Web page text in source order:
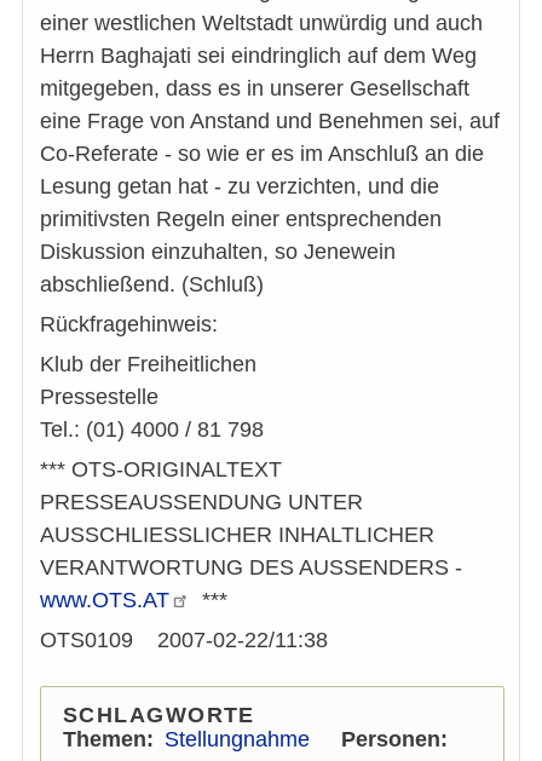
einer westlichen Weltstadt unwürdig und auch
Herrn Baghajati sei eindringlich auf dem Weg
mitgegeben, dass es in unserer Gesellschaft
eine Frage von Anstand und Benehmen sei, auf
Co-Referate - so wie er es im Anschluß an die
Lesung getan hat - zu verzichten, und die
primitivsten Regeln einer entsprechenden
Diskussion einzuhalten, so Jenewein
abschließend. (Schluß)
Rückfragehinweis:
Klub der Freiheitlichen
Pressestelle
Tel.: (01) 4000 / 81 798
*** OTS-ORIGINALTEXT
PRESSEAUSSENDUNG UNTER
AUSSCHLIESSLICHER INHALTLICHER
VERANTWORTUNG DES AUSSENDERS -
www.OTS.AT
***
OTS0109 2007-02-22/11:38
SCHLAGWORTE
Themen
Stellungnahme
Personen